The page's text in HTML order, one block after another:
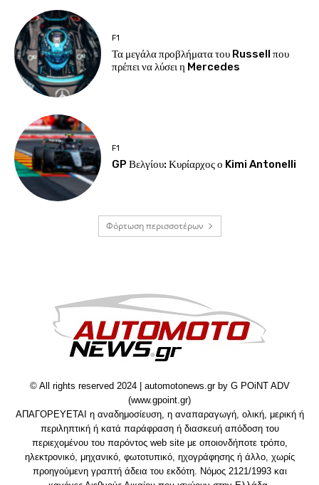
F1
Τα μεγάλα προβλήματα του Russell που
πρέπει να λύσει η Mercedes
F1
GP Βελγίου: Κυρίαρχος ο Kimi Antonelli
Φόρτωση περισσοτέρων
© All rights reserved 2024 | automotonews.gr by G POiNT ADV
(www.gpoint.gr)
ΑΠΑΓΟΡΕΥΕΤΑΙ η αναδημοσίευση, η αναπαραγωγή, ολική, μερική ή
περιληπτική ή κατά παράφραση ή διασκευή απόδοση του
περιεχομένου του παρόντος web site με οποιονδήποτε τρόπο,
ηλεκτρονικό, μηχανικό, φωτοτυπικό, ηχογράφησης ή άλλο, χωρίς
προηγούμενη γραπτή άδεια του εκδότη. Νόμος 2121/1993 και